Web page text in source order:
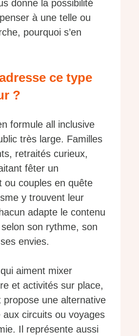
donne la possibilité
à une telle ou
pourquoi s’en
ce type
?
formule all inclusive
très large. Familles
retraités curieux,
fêter un
ou couples en quête
y trouvent leur
adapte le contenu
son rythme, son
envies.
aiment mixer
et activités sur place,
propose une alternative
aux circuits ou voyages
Il représente aussi